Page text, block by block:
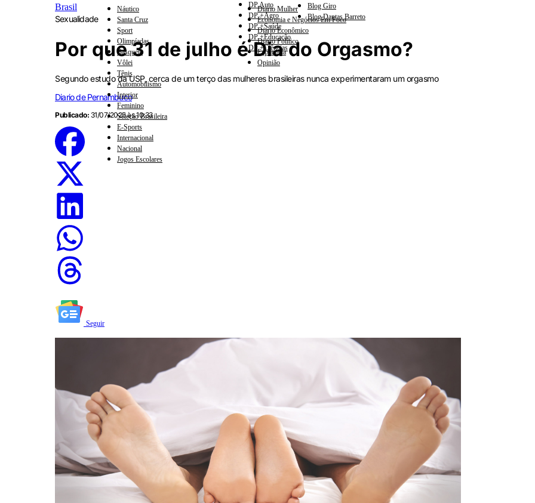
Náutico
Santa Cruz
Sport
Olimpíadas
Basquete
Vôlei
Tênis
Automobilismo
Interior
Feminino
Seleção Brasileira
E-Sports
Internacional
Nacional
Jogos Escolares
DP Auto
DP +Agro
DP +Saúde
DP +Educação
DP +Ciências
Diario Mulher
Economia e Negócios Em Foco
Diario Econômico
Diario Político
Esplanada
Opinião
Blog Giro
Blog Dantas Barreto
Brasil
Sexualidade
Por que 31 de julho é Dia do Orgasmo?
Segundo estudo da USP, cerca de um terço das mulheres brasileiras nunca experimentaram um orgasmo
Diario de Pernambuco
Publicado: 31/07/2025 às 10:33
Seguir